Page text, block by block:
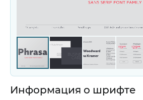
Информация о шрифте